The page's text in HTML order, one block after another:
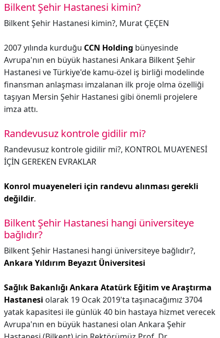
Bilkent Şehir Hastanesi kimin?
Bilkent Şehir Hastanesi kimin?, Murat ÇEÇEN
2007 yılında kurduğu CCN Holding bünyesinde
Avrupa'nın en büyük hastanesi Ankara Bilkent Şehir
Hastanesi ve Türkiye'de kamu-özel iş birliği modelinde
finansman anlaşması imzalanan ilk proje olma özelliği
taşıyan Mersin Şehir Hastanesi gibi önemli projelere
imza attı.
Randevusuz kontrole gidilir mi?
Randevusuz kontrole gidilir mi?, KONTROL MUAYENESİ
İÇİN GEREKEN EVRAKLAR
Konrol muayeneleri için randevu alınması gerekli
değildir.
Bilkent Şehir Hastanesi hangi üniversiteye
bağlıdır?
Bilkent Şehir Hastanesi hangi üniversiteye bağlıdır?,
Ankara Yıldırım Beyazıt Üniversitesi
Sağlık Bakanlığı Ankara Atatürk Eğitim ve Araştırma
Hastanesi olarak 19 Ocak 2019'ta taşınacağımız 3704
yatak kapasitesi ile günlük 40 bin hastaya hizmet verecek
Avrupa'nın en büyük hastanesi olan Ankara Şehir